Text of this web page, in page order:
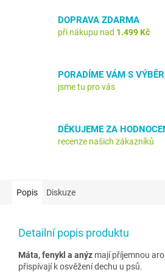
DOPRAVA ZDARMA
při nákupu nad 1.499 Kč
PORADÍME VÁM S
jsme tu pro vás
DĚKUJEME ZA
recenze našich zákazníků
Popis Diskuze
Detailní popis produktu
Máta, fenykl a anýz mají příjemnou
přispívají k osvěžení dechu u psů.